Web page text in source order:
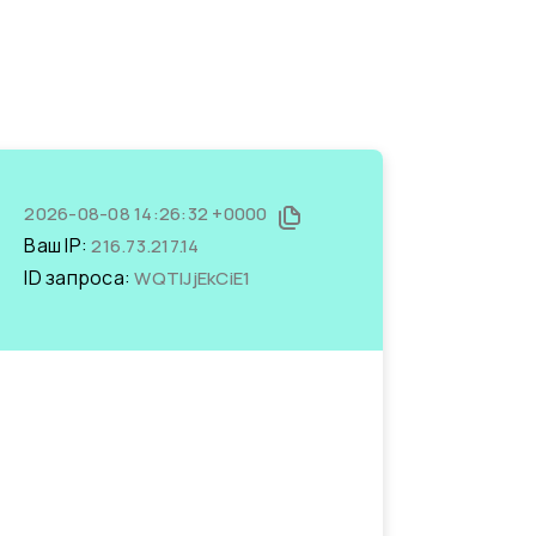
2026-08-08 14:26:32 +0000
Ваш IP:216.73.217.14
ID запроса:WQTIJjEkCiE1